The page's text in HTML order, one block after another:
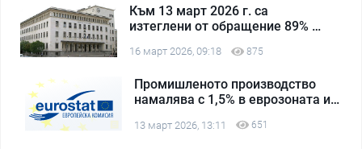
Към 13 март 2026 г. са
изтеглени от обращение 89% от
16 март 2026, 09:18 875
Промишленото производство
намалява с 1,5% в еврозоната и с
януари 2025 г.
13 март 2026, 13:11 651